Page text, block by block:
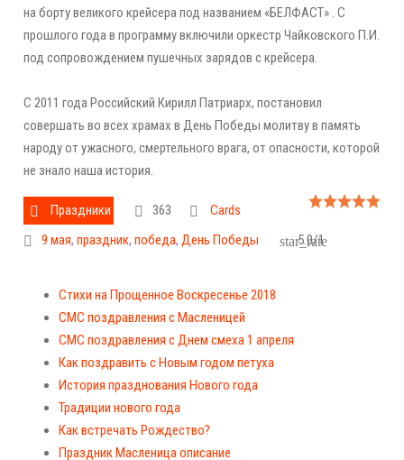
на борту великого крейсера под названием «БЕЛФАСТ» . С
прошлого года в программу включили оркестр Чайковского П.И.
под сопровождением пушечных зарядов с крейсера.
С 2011 года Российский Кирилл Патриарх, постановил
совершать во всех храмах в День Победы молитву в память
народу от ужасного, смертельного врага, от опасности, которой
не знало наша история.
Праздники 363
Cards
9 мая, праздник, победа, День Победы 5.0/1
Стихи на Прощенное Воскресенье 2018
СМС поздравления с Масленицей
СМС поздравления с Днем смеха 1 апреля
Как поздравить с Новым годом петуха
История празднования Нового года
Традиции нового года
Как встречать Рождество?
Праздник Масленица описание